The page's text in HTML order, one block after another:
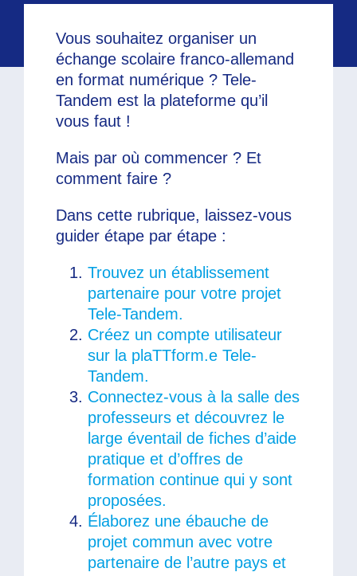
FAQ
Vous souhaitez organiser un
échange scolaire franco-allemand
en format numérique ? Tele-
Tandem est la plateforme qu’il
vous faut !
Mais par où commencer ? Et
comment faire ?
Dans cette rubrique, laissez-vous
guider étape par étape :
Trouvez un établissement
partenaire pour votre projet
Tele-Tandem.
Créez un compte utilisateur
sur la plaTTform.e Tele-
Tandem.
Connectez-vous à la salle des
professeurs et découvrez le
large éventail de fiches d’aide
pratique et d’offres de
formation continue qui y sont
proposées.
Élaborez une ébauche de
projet commun avec votre
partenaire de l’autre pays et